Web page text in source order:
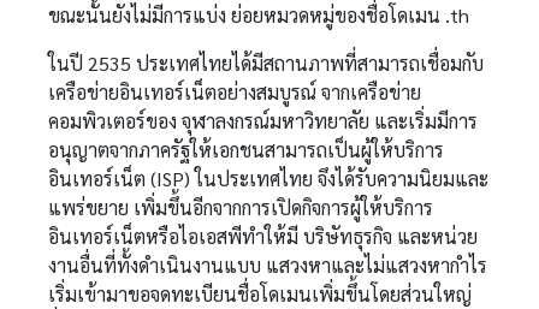
ขณะนั้นยังไม่มีการแบ่ง ย่อยหมวดหมู่ของชื่อโดเมน .th
ในปี 2535 ประเทศไทยได้มีสถานภาพที่สามารถเชื่อมกับ
เครือข่ายอินเทอร์เน็ตอย่างสมบูรณ์ จากเครือข่าย
คอมพิวเตอร์ของ จุฬาลงกรณ์มหาวิทยาลัย และเริ่มมีการ
อนุญาตจากภาครัฐให้เอกชนสามารถเป็นผู้ให้บริการ
อินเทอร์เน็ต (ISP) ในประเทศไทย จึงได้รับความนิยมและ
แพร่ขยาย เพิ่มขึ้นอีกจากการเปิดกิจการผู้ให้บริการ
อินเทอร์เน็ตหรือไอเอสพีทำให้มี บริษัทธุรกิจ และหน่วย
งานอื่นที่ทั้งดำเนินงานแบบ แสวงหาและไม่แสวงหากำไร
เริ่มเข้ามาขอจดทะเบียนชื่อโดเมนเพิ่มขึ้นโดยส่วนใหญ่